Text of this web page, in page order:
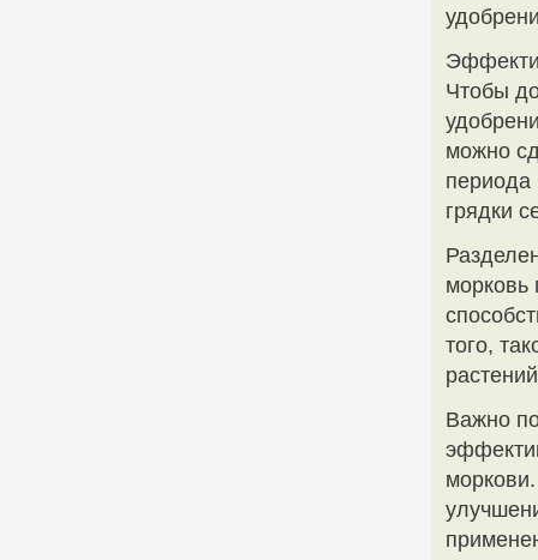
Чтобы
можно
периода
грядки
морковь
того,
Важно